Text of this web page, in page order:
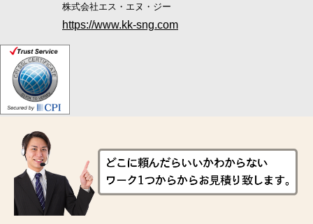
株式会社エス・エヌ・ジー
https://www.kk-sng.com